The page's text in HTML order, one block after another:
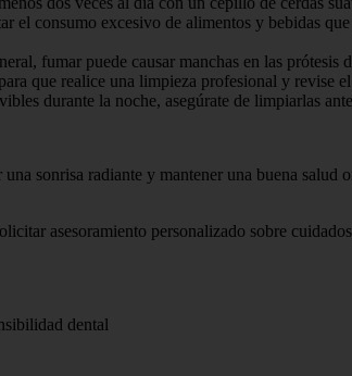
consumo excesivo de alimentos y bebidas
fumar puede causar manchas en las
que realice una limpieza profesional y revise
durante la noche, asegúrate de limpiarlas
sonrisa radiante y mantener una buena
asesoramiento personalizado sobre
dental